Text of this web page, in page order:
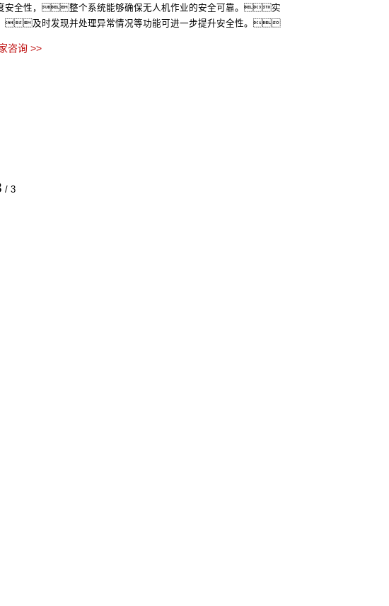
/ 3
安全性，整个系统能够确保无人机作业的安全可靠。实
及时发现并处理异常情况等功能可进一步提升安全性。
咨询 >>